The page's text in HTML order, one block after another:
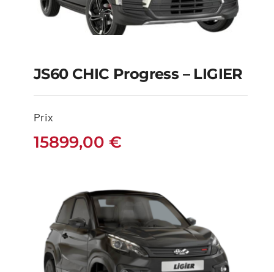
JS60 CHIC Progress –
15899,00
JS60 CHIC Progress – LIGIER
Prix
15899,00 €